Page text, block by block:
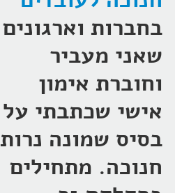
בחברות וארגונים
שאני מעביר
וחוברת אימון
אישי שכתבתי על
בסיס שמונה נרות
חנוכה. מתחילים